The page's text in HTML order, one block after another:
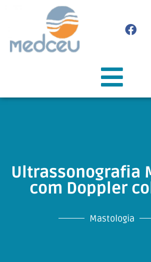
Ultrassonografia
com Doppler
Mastologia